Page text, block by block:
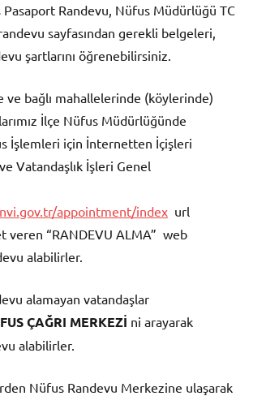
Pasaport Randevu, Nüfus Müdürlüğü TC
sayfasından gerekli belgeleri,
şartlarını öğrenebilirsiniz.
ve bağlı mahallelerinde (köylerinde)
İlçe Nüfus Müdürlüğünde
İşlemleri için İnternetten İçişleri
Vatandaşlık İşleri Genel
appointment/index url
veren “RANDEVU ALMA” web
alabilirler.
alamayan vatandaşlar
ÇAĞRI MERKEZİ ni arayarak
alabilirler.
Nüfus Randevu Merkezine ulaşarak